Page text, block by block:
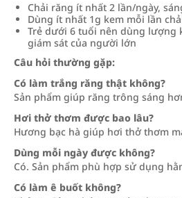
Chải răng ít nhất 2 lần/ngày,
Dùng ít nhất 1g kem mỗi lần
Trẻ dưới 6 tuổi nên dùng lượng
giám sát của người lớn
Câu hỏi thường gặp:
Có làm trắng răng thật không?
Sản phẩm giúp răng trông sáng
Hơi thở thơm được bao lâu?
Hương bạc hà giúp hơi thở thơm
Dùng mỗi ngày được không?
Có. Sản phẩm phù hợp sử dụng
Có làm ê buốt không?